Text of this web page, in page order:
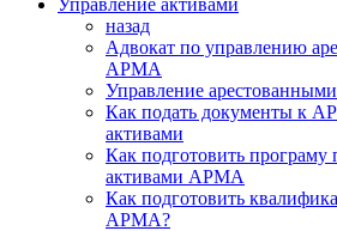
Управление активами
назад
Адвокат по управлению
АРМА
Управление
Как подать документы к
активами
Как подготовить
активами АРМА
Как подготовить
АРМА?